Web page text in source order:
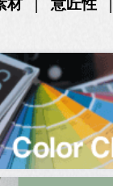
材 意匠性